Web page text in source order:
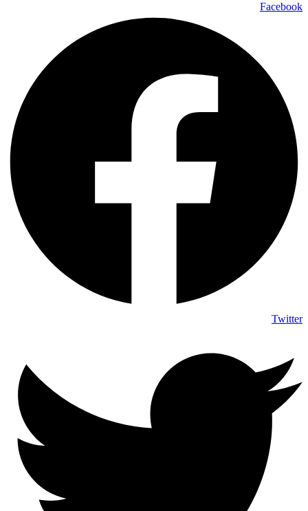
Facebook
Twitter